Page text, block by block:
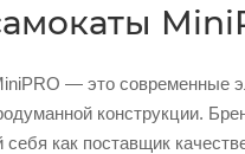
— это современные
конструкции.
как поставщик